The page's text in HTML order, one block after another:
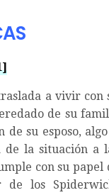
a vivir con
de su
de su esposo,
de la situación a
con su papel
de los